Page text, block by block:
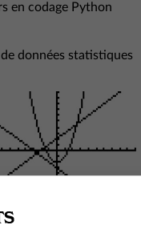
en codage Python
données statistiques